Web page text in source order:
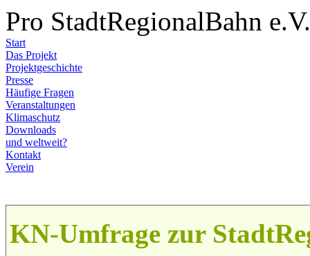
Pro StadtRegionalBahn e.V.
Start
Das Projekt
Projektgeschichte
Presse
Häufige Fragen
Veranstaltungen
Klimaschutz
Downloads
und weltweit?
Kontakt
Verein
KN-Umfrage zur